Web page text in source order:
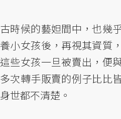
古時候的藝妲間中，也幾
養小女孩後，再視其資質
這些女孩一旦被賣出，便
多次轉手販賣的例子比比
身世都不清楚。